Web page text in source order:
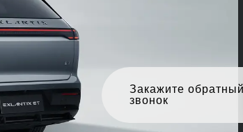
Оцените свой авто
в обмен на новый